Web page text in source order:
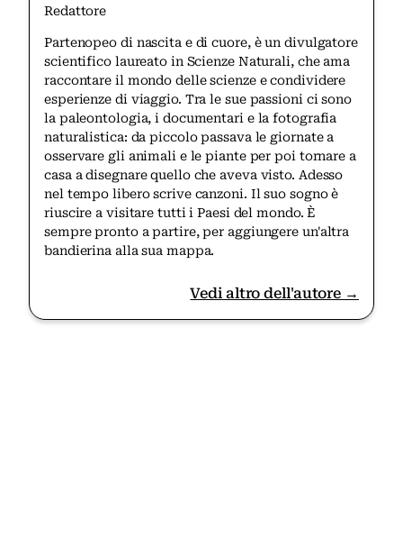
Redattore
Partenopeo di nascita e di cuore, è un divulgatore
scientifico laureato in Scienze Naturali, che ama
raccontare il mondo delle scienze e condividere
esperienze di viaggio. Tra le sue passioni ci sono
la paleontologia, i documentari e la fotografia
naturalistica: da piccolo passava le giornate a
osservare gli animali e le piante per poi tornare a
casa a disegnare quello che aveva visto. Adesso
nel tempo libero scrive canzoni. Il suo sogno è
riuscire a visitare tutti i Paesi del mondo. È
sempre pronto a partire, per aggiungere un'altra
bandierina alla sua mappa.
Vedi altro dell'autore →